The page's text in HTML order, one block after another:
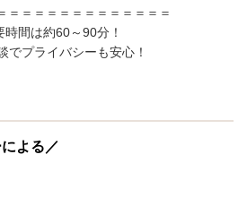
＝＝＝＝＝＝＝＝＝＝＝＝＝
時間は約60～90分！
でプライバシーも安心！
よる／